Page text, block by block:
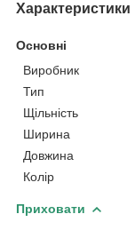
Характеристики
Основні
Виробник
Тип
Щільність
Ширина
Довжина
Колір
Приховати